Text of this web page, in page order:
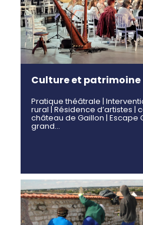
Culture et patrimoine
Pratique théâtrale |
rural | Résidence d’artistes |
château de Gaillon | Escape
grand…